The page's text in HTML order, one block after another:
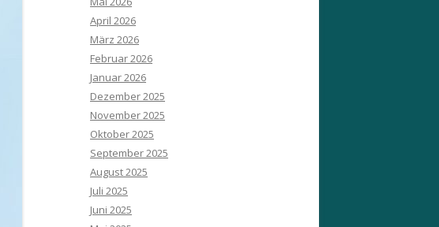
April 2026
März 2026
Februar 2026
Januar 2026
Dezember 2025
November 2025
Oktober 2025
September 2025
August 2025
Juli 2025
Juni 2025